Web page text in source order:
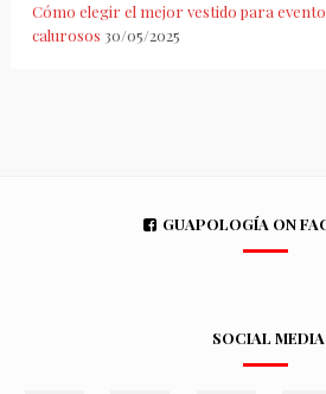
Cómo elegir el mejor vestido para
calurosos 30/05/2025
GUAPOLOGÍA ON
SOCIAL MEDIA